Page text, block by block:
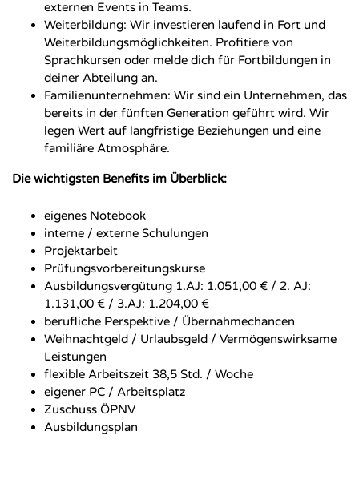
externen Events in Teams.
Weiterbildung: Wir investieren laufend in Fort und
Weiterbildungsmöglichkeiten. Profitiere von
Sprachkursen oder melde dich für Fortbildungen in
deiner Abteilung an.
Familienunternehmen: Wir sind ein Unternehmen, das
bereits in der fünften Generation geführt wird. Wir
legen Wert auf langfristige Beziehungen und eine
familiäre Atmosphäre.
Die wichtigsten Benefits im Überblick:
eigenes Notebook
interne / externe Schulungen
Projektarbeit
Prüfungsvorbereitungskurse
Ausbildungsvergütung 1.AJ: 1.051,00 € / 2. AJ:
1.131,00 € / 3.AJ: 1.204,00 €
berufliche Perspektive / Übernahmechancen
Weihnachtgeld / Urlaubsgeld / Vermögenswirksame
Leistungen
flexible Arbeitszeit 38,5 Std. / Woche
eigener PC / Arbeitsplatz
Zuschuss ÖPNV
Ausbildungsplan